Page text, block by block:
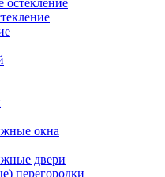
остекление
окна
двери
перегородки